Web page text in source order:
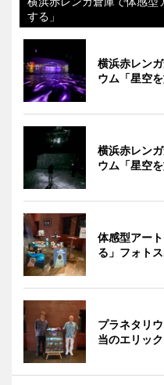
する」
横浜赤レン
ウム「星空
横浜赤レン
ウム「星空
体感型アー
る」フォト
プラネタリ
当のエリッ